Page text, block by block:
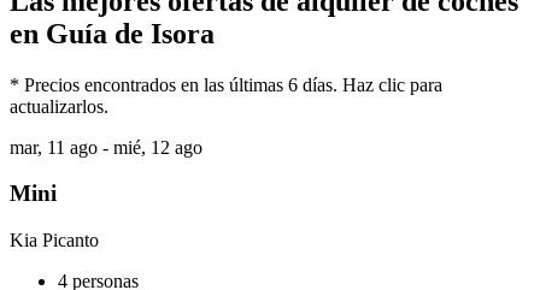
en Guía de Isora
* Precios encontrados en las últimas 6 días. Haz clic para
actualizarlos.
mar, 11 ago - mié, 12 ago
Mini
Kia Picanto
4 personas